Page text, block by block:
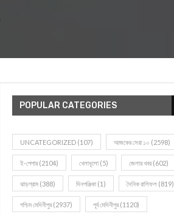
POPULAR CATEGORIES
UNCATEGORIZED (107) আজকের সেরা ১০ (2598)
ই-পেপার (2104) খেলাধূলো (5) জেলার খবর (602)
ঝাড়গ্রাম (388) দিনপঞ্জিকা (1) দৈনিক রাশিফল (819)
পশ্চিম মেদিনীপুর (2937) পূর্ব মেদিনীপুর (1120)